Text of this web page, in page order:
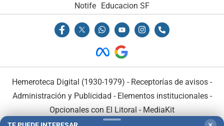
Notife Educacion SF
Hemeroteca Digital (1930-1979) - Receptorías de avisos -
Administración y Publicidad - Elementos institucionales-
Opcionales con El Litoral - MediaKit